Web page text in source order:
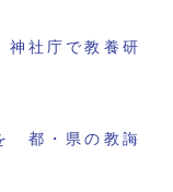
社庁で教養研
都・県の教誨